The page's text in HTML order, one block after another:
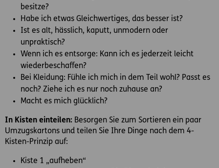
besitze?
Habe ich etwas Gleichwertiges, das besser ist?
Ist es alt, hässlich, kaputt, unmodern oder
unpraktisch?
Wenn ich es entsorge: Kann ich es jederzeit leicht
wiederbeschaffen?
Bei Kleidung: Fühle ich mich in dem Teil wohl? Passt es
noch? Ziehe ich es nur noch zuhause an?
Macht es mich glücklich?
In Kisten einteilen: Besorgen Sie zum Sortieren ein paar
Umzugskartons und teilen Sie Ihre Dinge nach dem 4-
Kisten-Prinzip auf:
Kiste 1 „aufheben“